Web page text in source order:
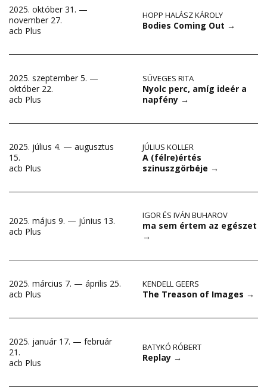
2025. október 31. —
november 27.
acb Plus
HOPP HALÁSZ KÁROLY
Bodies Coming Out →
2025. szeptember 5. —
október 22.
acb Plus
SÜVEGES RITA
Nyolc perc, amíg ideér a
napfény →
2025. július 4. — augusztus
15.
acb Plus
JÚLIUS KOLLER
A (félre)értés
szinuszgörbéje →
2025. május 9. — június 13.
acb Plus
IGOR ÉS IVÁN BUHAROV
ma sem értem az egészet
→
2025. március 7. — április 25.
acb Plus
KENDELL GEERS
The Treason of Images →
2025. január 17. — február
21.
acb Plus
BATYKÓ RÓBERT
Replay →